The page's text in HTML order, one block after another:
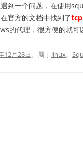
到一个问题，在使用
官方的文档中找到了
的代理，很方便的就可
12月28日。属于linux、